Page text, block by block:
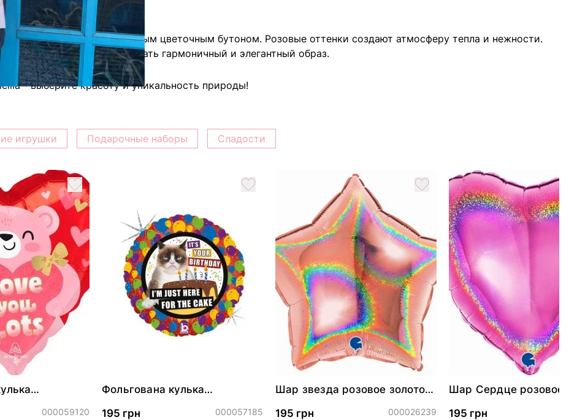
эмоции, выраженные каждым цветочным бутоном. Розовые оттенки создают атмосферу тепла и нежности.
вниманием, чтобы создать гармоничный и элегантный образ.
- выберите красоту и уникальность природы!
игрушки Подарочные наборы Сладости
000059120
Фольгована кулька
ДР"
195 грн 000057185
Шар звезда розовое золото
195 грн
000026239
Шар Сердце розовое
195 грн